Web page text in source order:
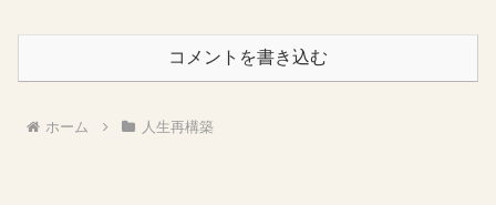
コメントを書き込む
ホーム 人生再構築